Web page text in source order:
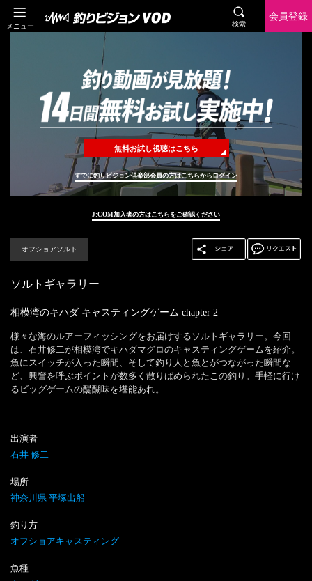
メニュー 検索
会員登録
無料お試し視聴はこちら
すでに釣りビジョン倶楽部会員の方はこちらからログイン
J:COM加入者の方はこちらをご確認ください
オフショアソルト
ソルトギャラリー
相模湾のキハダ キャスティングゲーム chapter 2
様々な海のルアーフィッシングをお届けするソルトギャラリー。今回
は、石井修二が相模湾でキハダマグロのキャスティングゲームを紹介。
魚にスイッチが入った瞬間、そして釣り人と魚とがつながった瞬間な
ど、興奮を呼ぶポイントが数多く散りばめられたこの釣り。手軽に行け
るビッグゲームの醍醐味を堪能あれ。
出演者
石井 修二
場所
神奈川県 平塚出船
釣り方
オフショアキャスティング
魚種